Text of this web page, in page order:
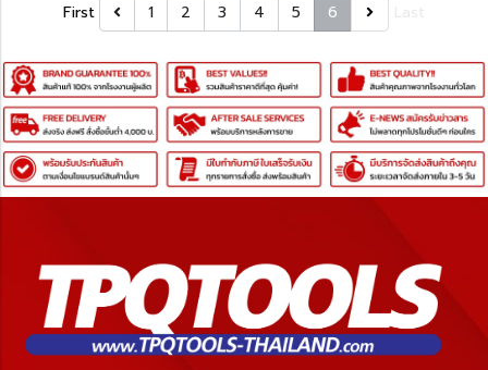
First 1 2 3 4 5 6